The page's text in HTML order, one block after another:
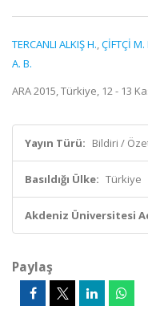
TERCANLI ALKIŞ H.,ÇİFTÇİ M.
A. B.
ARA 2015, Türkiye, 12 - 13
Yayın Türü: Bildiri /
Basıldığı Ülke: Türkiye
Akdeniz Üniversitesi
Paylaş